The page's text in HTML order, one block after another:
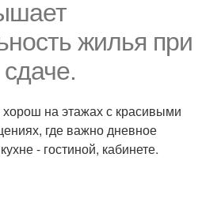
жилья при
на этажах с красивыми
где важно дневное
- гостиной, кабинете.